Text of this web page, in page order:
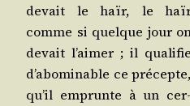
devait le haïr, le
comme si quelque jour
devait l’ai­mer ; il qua­li­fie
d’a­bo­mi­nable ce pré­cepte,
qu’il emprunte à un cer­